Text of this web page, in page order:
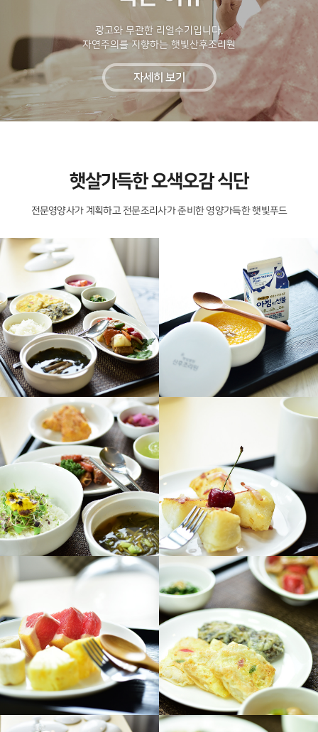
광고와 무관한 리얼수기입니다.
자연주의를 지향하는 햇빛산후조리원
자세히 보기
햇살가득한 오색오감 식단
전문영양사가 계획하고 전문조리사가 준비한 영양가득한 햇빛푸드
+
햇빛산후조리원
Hatvit Postpartum Care
+
햇빛산후조리원
Hatvit Postpartum Care
+
햇빛산후조리원
Hatvit Postpartum Care
햇빛산후조리원
Hatvit Postpartum Care
햇빛산후조리원
Hatvit Postpartum Care
+
햇빛산후조리원
Hatvit Postpartum Care